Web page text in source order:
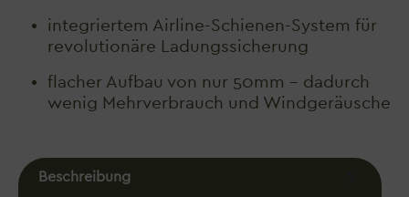
integriertem Airline-Schienen-System für
revolutionäre Ladungssicherung
flacher Aufbau von nur 50mm - dadurch
wenig Mehrverbrauch und Windgeräusche
Beschreibung